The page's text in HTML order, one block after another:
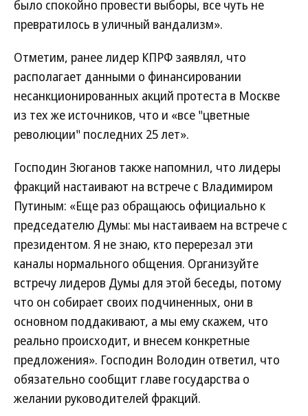
было спокойно провести выборы, все чуть не
превратилось в уличный вандализм».
Отметим, ранее лидер КПРФ заявлял, что
располагает данными о финансировании
несанкционированных акций протеста в Москве
из тех же источников, что и «все "цветные
революции" последних 25 лет».
Господин Зюганов также напомнил, что лидеры
фракций настаивают на встрече с Владимиром
Путиным: «Еще раз обращаюсь официально к
председателю Думы: мы настаиваем на встрече с
президентом. Я не знаю, кто перерезал эти
каналы нормального общения. Организуйте
встречу лидеров Думы для этой беседы, потому
что он собирает своих подчиненных, они в
основном поддакивают, а мы ему скажем, что
реально происходит, и внесем конкретные
предложения». Господин Володин ответил, что
обязательно сообщит главе государства о
желании руководителей фракций.